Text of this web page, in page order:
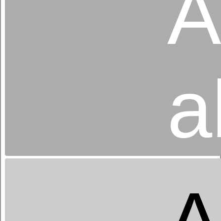
Folgen Sie uns auf Facebook und